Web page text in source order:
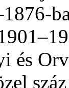
és